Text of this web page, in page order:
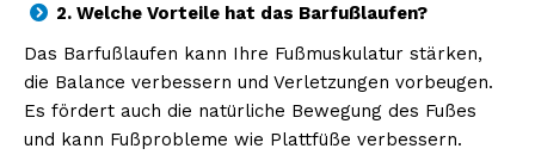
2. Welche Vorteile hat das Barfußlaufen?
Das Barfußlaufen kann Ihre Fußmuskulatur stärken,
die Balance verbessern und Verletzungen vorbeugen.
Es fördert auch die natürliche Bewegung des Fußes
und kann Fußprobleme wie Plattfüße verbessern.